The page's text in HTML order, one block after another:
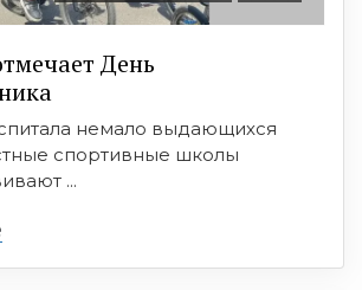
День
немало выдающихся
спортивные школы
...